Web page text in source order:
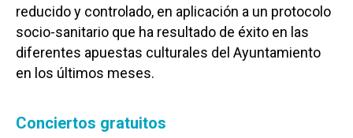
reducido y controlado, en aplicación a un protocolo
socio-sanitario que ha resultado de éxito en las
diferentes apuestas culturales del Ayuntamiento
en los últimos meses.
Conciertos gratuitos